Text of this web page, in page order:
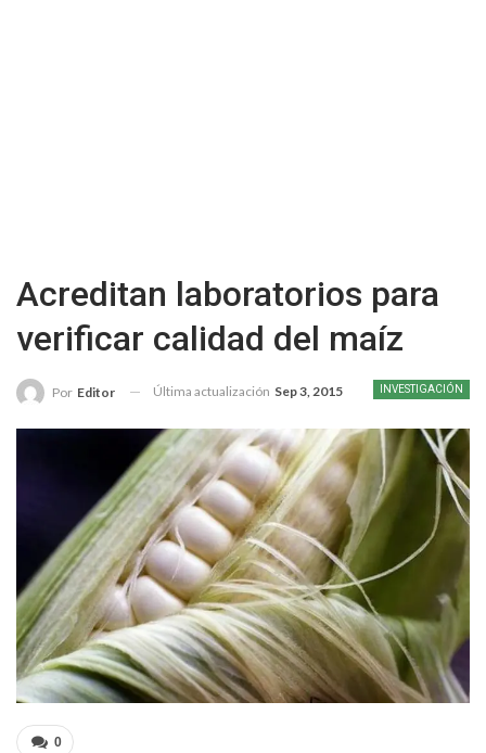
Acreditan laboratorios para
verificar calidad del maíz
INVESTIGACIÓN
Por Editor Última actualización Sep 3, 2015
0